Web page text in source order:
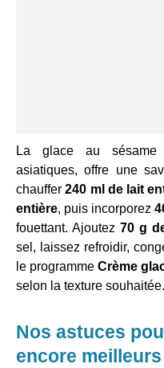
La glace au sésame
asiatiques, offre une
chauffer240 ml de lait
entière, puis incorporez
fouettant. Ajoutez 70 g
sel, laissez refroidir,
le programme Crème
selon la texture souhaitée.
Nos astuces
encore